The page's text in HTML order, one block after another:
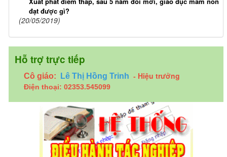
đạt được gì?
(20/05/2019)
Hỗ trợ trực tiếp
Cô giáo: Lê Thị Hồng Trinh - Hiệu trưởng
Điện thoại: 02353.545099